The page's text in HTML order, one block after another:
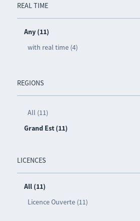
REAL TIME
Any (11)
with real time (4)
REGIONS
All (11)
Grand Est (11)
LICENCES
All (11)
Licence Ouverte (11)